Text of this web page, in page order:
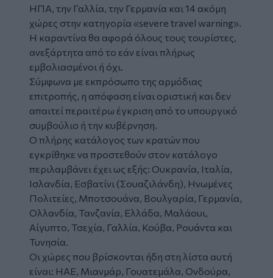
ΗΠΑ, την Γαλλία, την Γερμανία και 14 ακόμη
χώρες στην κατηγορία «severe travel warning».
Η καραντίνα θα αφορά όλους τους τουρίστες,
ανεξάρτητα από το εάν είναι πλήρως
εμβολιασμένοι ή όχι.
Σύμφωνα με εκπρόσωπο της αρμόδιας
επιτροπής, η απόφαση είναι οριστική και δεν
απαιτεί περαιτέρω έγκριση από το υπουργικό
συμβούλιο ή την κυβέρνηση.
Ο πλήρης κατάλογος των κρατών που
εγκρίθηκε να προστεθούν στον κατάλογο
περιλαμβάνει έχει ως εξής: Ουκρανία, Ιταλία,
Ισλανδία, Εσβατίνι (Σουαζιλάνδη), Ηνωμένες
Πολιτείες, Μποτσουάνα, Βουλγαρία, Γερμανία,
Ολλανδία, Τανζανία, Ελλάδα, Μαλάουι,
Αίγυπτο, Τσεχία, Γαλλία, Κούβα, Ρουάντα και
Τυνησία.
Οι χώρες που βρίσκονται ήδη στη λίστα αυτή
είναι: ΗΑΕ, Μιανμάρ, Γουατεμάλα, Ονδούρα,